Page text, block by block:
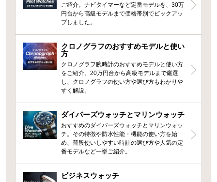
ご紹介。ナビタイマーなど定番モデルを、30万
円台から高級モデルまで価格帯別でピックアッ
プしました。
クロノグラフのおすすめモデルと使い
方
クロノグラフ腕時計のおすすめモデルと使い方
をご紹介。20万円台から高級モデルまで厳選
し、クロノグラフの使い方や選び方もわかりや
すく解説。
ダイバーズウォッチとマリンウォッチ
おすすめのダイバーズウォッチとマリンウォッ
チ。その特徴や防水性能・機能の使い方を始
め、普段使いしやすい時計の選び方や人気の定
番モデルなど一挙ご紹介。
ビジネスウォッチ